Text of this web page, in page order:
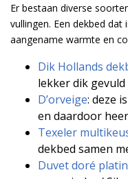
Er bestaan diverse
vullingen. Een dekbed
aangename warmte en
Dik Hollands
lekker dik
D’orveige: deze
en daardoor
Texeler
dekbed samen
Duvet doré